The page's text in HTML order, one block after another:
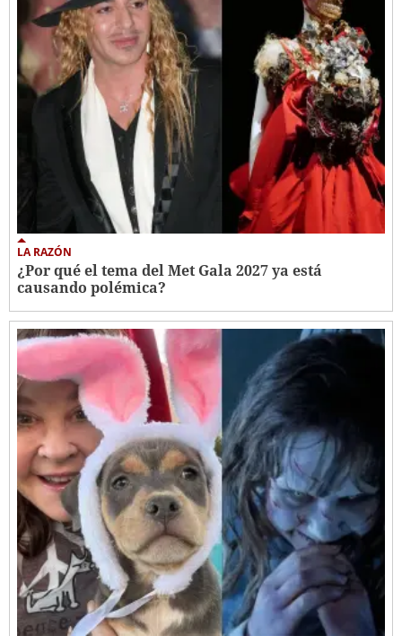
LA RAZÓN
¿Por qué el tema del Met Gala 2027 ya está
causando polémica?